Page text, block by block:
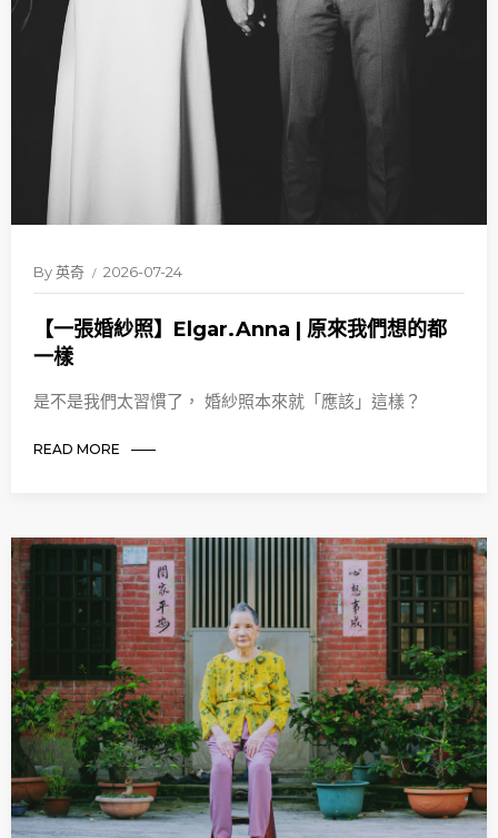
By英奇 2026-07-24
【一張婚紗照】Elgar.Anna | 原來我們想的都
一樣
是不是我們太習慣了， 婚紗照本來就「應該」這樣？
READ MORE